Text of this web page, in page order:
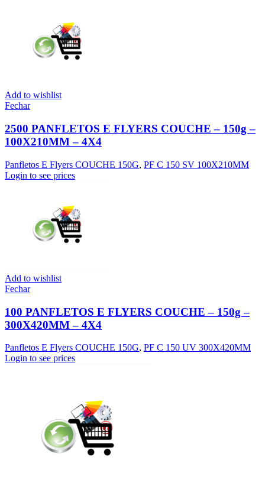
Add to wishlist
Fechar
2500 PANFLETOS E FLYERS COUCHE – 150g –
100X210MM – 4X4
Panfletos E Flyers COUCHE 150G, PF C 150 SV 100X210MM
Login to see prices
Add to wishlist
Fechar
100 PANFLETOS E FLYERS COUCHE – 150g –
300X420MM – 4X4
Panfletos E Flyers COUCHE 150G, PF C 150 UV 300X420MM
Login to see prices